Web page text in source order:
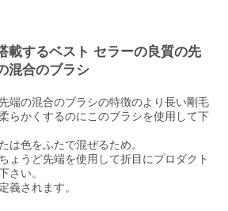
載するベスト セラーの良質の先
混合のブラシ
端の混合のブラシの特徴のより長い剛毛
らかくするのにこのブラシを使用して下
は色をふたで混ぜるため。
ょうど先端を使用して折目にプロダクト
さい。
義されます。